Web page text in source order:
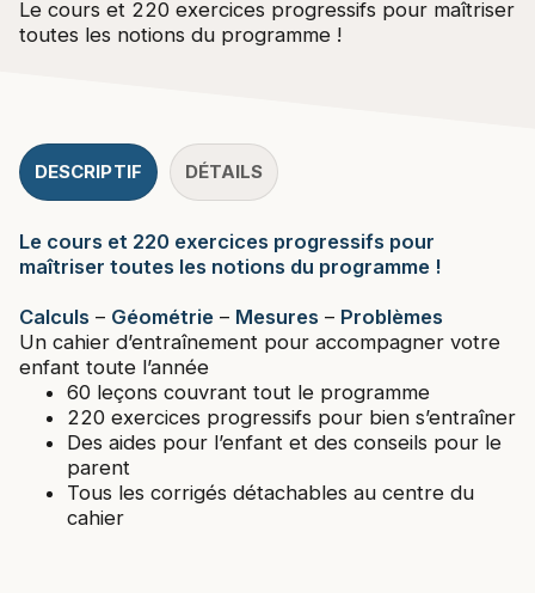
Le cours et 220 exercices progressifs pour maîtriser
toutes les notions du programme !
DESCRIPTIF DÉTAILS
Le cours et 220 exercices progressifs pour
maîtriser toutes les notions du programme !
Calculs – Géométrie – Mesures – Problèmes
Un cahier d’entraînement pour accompagner votre
enfant toute l’année
60 leçons couvrant tout le programme
220 exercices progressifs pour bien s’entraîner
Des aides pour l’enfant et des conseils pour le
parent
Tous les corrigés détachables au centre du
cahier